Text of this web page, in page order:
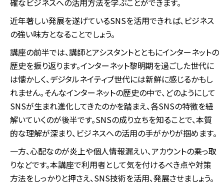
確なビジネスへの活用方法を学ぶことができます。
近年著しい発展を遂げているSNSを活用できれば、ビジネス
の強い味方となることでしょう。
講座の前半では、講師とアシスタントとともにインターネットの
歴史を振り返ります。インターネット黎明期を過ごした世代に
は懐かしく、デジタルネイティブ世代には新鮮に感じるかもし
れません。そんなインターネットの歴史の中で、どのようにして
SNSが生まれ進化してきたのかを踏まえ、各SNSの特徴を紐
解いていくのが後半です。SNSの成り立ちを知ることで、本質
的な理解が深まり、ビジネスへの活用の手がかりが掴めます。
一方、心配なのが炎上や個人情報漏えい、アカウントの乗っ取
りなどです。本講座で利用者として気を付けるべき点や対策
方法をしっかりと押さえ、SNS技術を活用、発展させましょう。